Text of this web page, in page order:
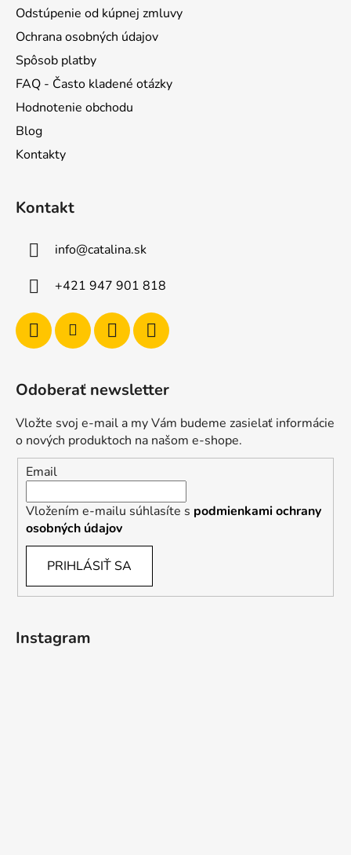
Odstúpenie od kúpnej zmluvy
Ochrana osobných údajov
Spôsob platby
FAQ - Často kladené otázky
Hodnotenie obchodu
Blog
Kontakty
Kontakt
info@catalina.sk
+421 947 901 818
Odoberať newsletter
Vložte svoj e-mail a my Vám budeme zasielať informácie
o nových produktoch na našom e-shope.
Email
Vložením e-mailu súhlasíte s podmienkami ochrany
osobných údajov
PRIHLÁSIŤ SA
Instagram